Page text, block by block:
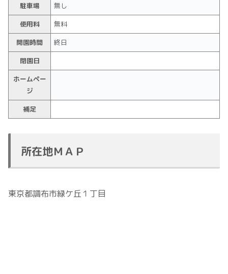
駐車場
無し
使用料
無料
開園時間
終日
閉園日
ホームペー
ジ
補足
所在地ＭＡＰ
東京都調布市緑ケ丘１丁目